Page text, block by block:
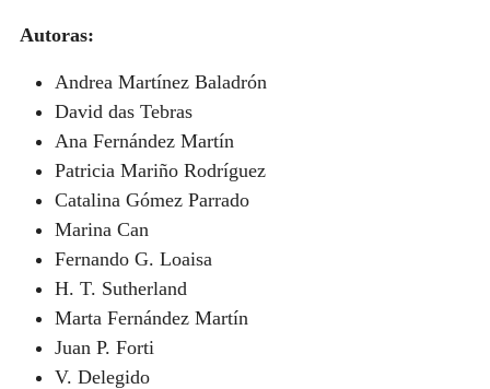
Autoras:
Andrea Martínez Baladrón
David das Tebras
Ana Fernández Martín
Patricia Mariño Rodríguez
Catalina Gómez Parrado
Marina Can
Fernando G. Loaisa
H. T. Sutherland
Marta Fernández Martín
Juan P. Forti
V. Delegido